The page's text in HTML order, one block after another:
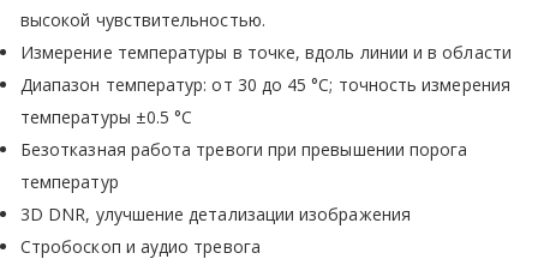
высокой чувствительностью.
Измерение температуры в точке, вдоль линии и в области
Диапазон температур: от 30 до 45 °C; точность измерения
температуры ±0.5 °C
Безотказная работа тревоги при превышении порога
температур
3D DNR, улучшение детализации изображения
Стробоскоп и аудио тревога